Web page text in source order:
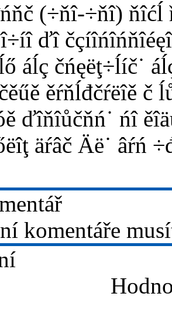
(÷ňî-÷ňî) ňîćĺ
ďî
áĺç čńęëţ÷ĺíč˙
ěŕňĺđčŕëîě
ďîňîůčňń˙ ńî
äŕâč Äë˙ âŕń
komentáře